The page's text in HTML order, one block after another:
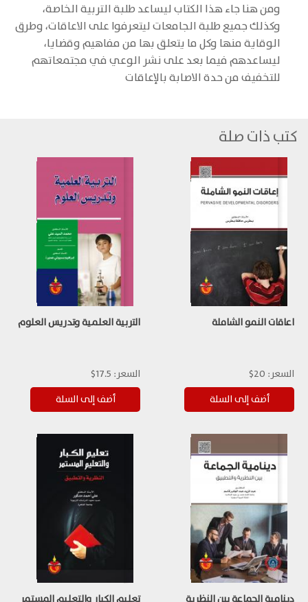
ومن هنا جاء هذا الكتاب ليساعد طلبة التربية الخاصة،
وكذلك جميع طلبة الجامعات ليتعرفوا على الاعاقات، وطرق
الوقاية منها وكل ما يتعلق بها من مفاهيم وقضايا،
ليساعدهم فيما بعد على نشر الوعي في مجتمعاتهم
للتخفيف من حدة الاصابة بالإعاقات
كتب ذات صلة
اعاقات النمو الشاملة
السعر: 20$
التربية العلمية وتدريس العلوم
السعر: 17.5$
دينامية الجماعة بين النظرية
تعليم الكبار والتعليم المستمر